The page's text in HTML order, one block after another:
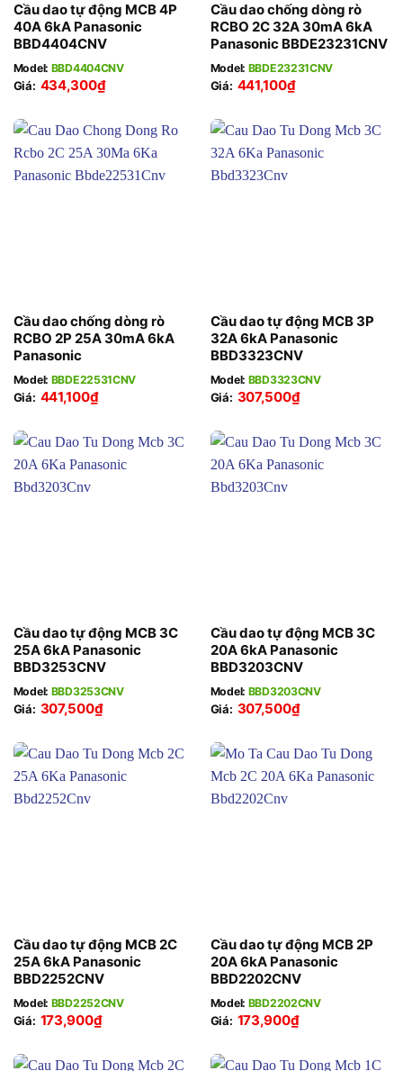
Cầu dao tự động MCB 4P
40A 6kA Panasonic
BBD4404CNV
Model: BBD4404CNV
Giá: 434,300₫
Cầu dao chống dòng rò
RCBO 2C 32A 30mA 6kA
Panasonic BBDE23231CNV
Model: BBDE23231CNV
Giá: 441,100₫
Cầu dao chống dòng rò
RCBO 2P 25A 30mA 6kA
Panasonic
Model: BBDE22531CNV
Giá: 441,100₫
Cầu dao tự động MCB 3P
32A 6kA Panasonic
BBD3323CNV
Model: BBD3323CNV
Giá: 307,500₫
Cầu dao tự động MCB 3C
25A 6kA Panasonic
BBD3253CNV
Model: BBD3253CNV
Giá: 307,500₫
Cầu dao tự động MCB 3C
20A 6kA Panasonic
BBD3203CNV
Model: BBD3203CNV
Giá: 307,500₫
Cầu dao tự động MCB 2C
25A 6kA Panasonic
BBD2252CNV
Model: BBD2252CNV
Giá: 173,900₫
Cầu dao tự động MCB 2P
20A 6kA Panasonic
BBD2202CNV
Model: BBD2202CNV
Giá: 173,900₫